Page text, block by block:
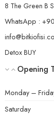
8 The Green B
WhatsApp :
Detox BUY
Opening
Monday –
Saturday